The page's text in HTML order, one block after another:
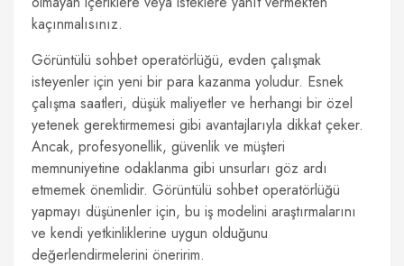
kaçınmalısınız.
Görüntülü sohbet operatörlüğü, evden çalışmak
isteyenler için yeni bir para kazanma yoludur. Esnek
çalışma saatleri, düşük maliyetler ve herhangi bir özel
yetenek gerektirmemesi gibi avantajlarıyla dikkat çeker.
Ancak, profesyonellik, güvenlik ve müşteri
memnuniyetine odaklanma gibi unsurları göz ardı
etmemek önemlidir. Görüntülü sohbet operatörlüğü
yapmayı düşünenler için, bu iş modelini araştırmalarını
ve kendi yetkinliklerine uygun olduğunu
değerlendirmelerini öneririm.